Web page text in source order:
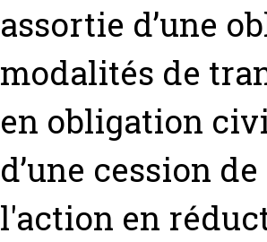
assortie d’une
modalités de
en obligation
d’une cession
l'action en